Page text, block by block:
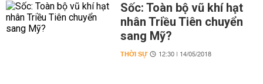
Sốc: Toàn bộ vũ khí hạt
nhân Triều Tiên chuyển
sang Mỹ?
THỜI SỰ 12:30 | 14/05/2018